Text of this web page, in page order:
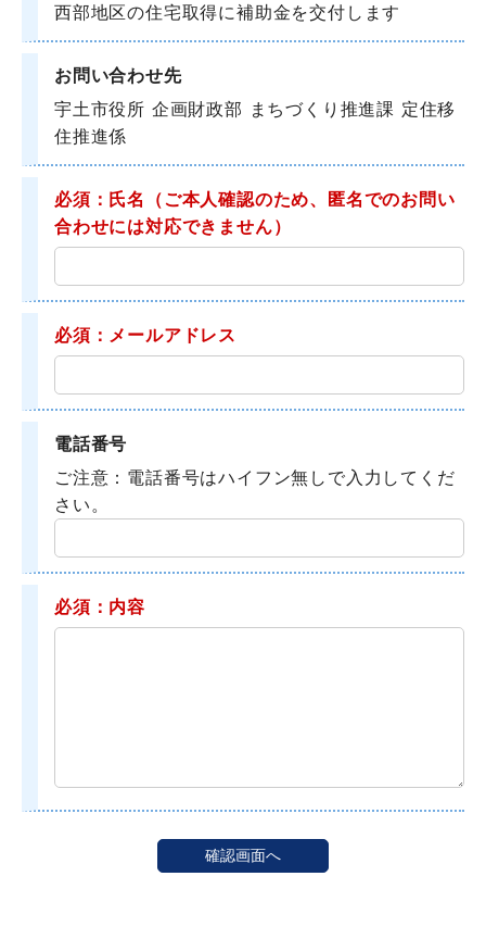
西部地区の住宅取得に補助金を交付します
お問い合わせ先
宇土市役所 企画財政部 まちづくり推進課 定住移
住推進係
必須：氏名
（ご本人確認のため、匿名でのお問い
合わせには対応できません）
必須：メールアドレス
電話番号
ご注意：電話番号はハイフン無しで入力してくだ
さい。
必須：内容